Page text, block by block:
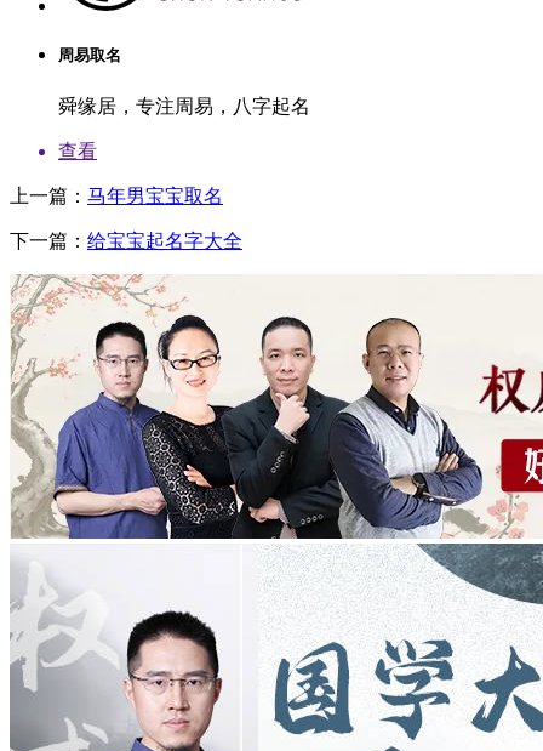
周易取名
舜缘居，专注周易，八字起名
查看
上一篇： 马年男宝宝取名
下一篇： 给宝宝起名字大全